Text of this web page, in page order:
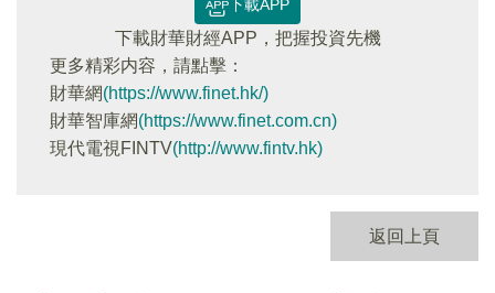
下載APP
下載財華財經APP，把握投資先機
更多精彩内容，請點擊：
財華網(https://www.finet.hk/)
財華智庫網(https://www.finet.com.cn)
現代電視FINTV(http://www.fintv.hk)
返回上頁